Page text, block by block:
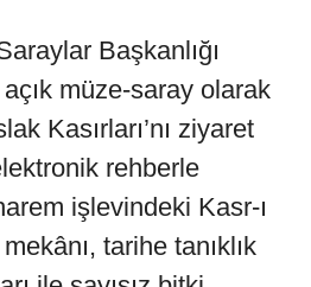
Başkanlığı
müze-saray olarak
Kasırları’nı ziyaret
rehberle
işlevindeki Kasr-ı
tarihe tanıklık